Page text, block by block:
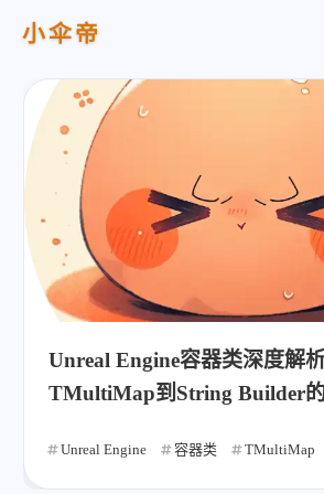
小伞帝
Unreal Engine容器类深度解
TMultiMap到String Builder
Unreal Engine 容器类 TMultiMap